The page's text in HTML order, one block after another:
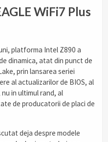
WiFi7 Plus
platforma Intel Z890 a
dinamica, atat din punct de
prin lansarea seriei
al actualizarilor de BIOS, al
in ultimul rand, al
de producatorii de placi de
deja despre modele